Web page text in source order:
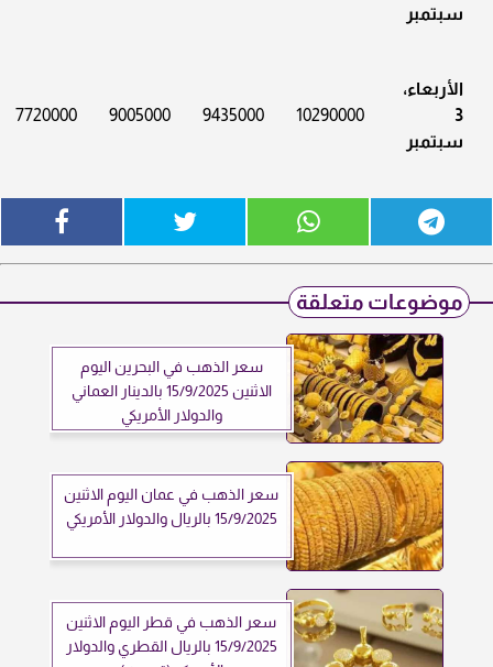
سبتمبر
الأربعاء،
3
سبتمبر
10290000
9435000
9005000
7720000
موضوعات متعلقة
سعر الذهب في البحرين اليوم
الاثنين 15/9/2025 بالدينار العماني
والدولار الأمريكي
سعر الذهب في عمان اليوم الاثنين
15/9/2025 بالريال والدولار الأمريكي
سعر الذهب في قطر اليوم الاثنين
15/9/2025 بالريال القطري والدولار